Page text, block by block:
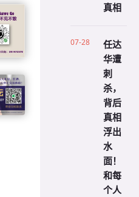
真相
07-28
任达
华遭
刺
杀，
背后
真相
浮出
水
面！
和每
个人